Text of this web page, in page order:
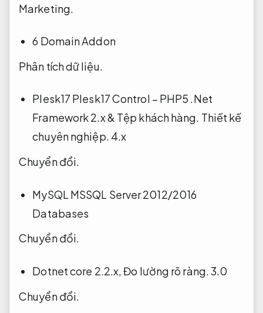
Marketing.
6 Domain Addon
Phân tích dữ liệu.
Plesk17 Plesk17 Control – PHP5 .Net
Framework 2.x & Tệp khách hàng. Thiết kế
chuyên nghiệp. 4.x
Chuyển đổi.
MySQL MSSQL Server 2012/2016
Databases
Chuyển đổi.
Dotnet core 2.2.x,Đo lường rõ ràng.3.0
Chuyển đổi.